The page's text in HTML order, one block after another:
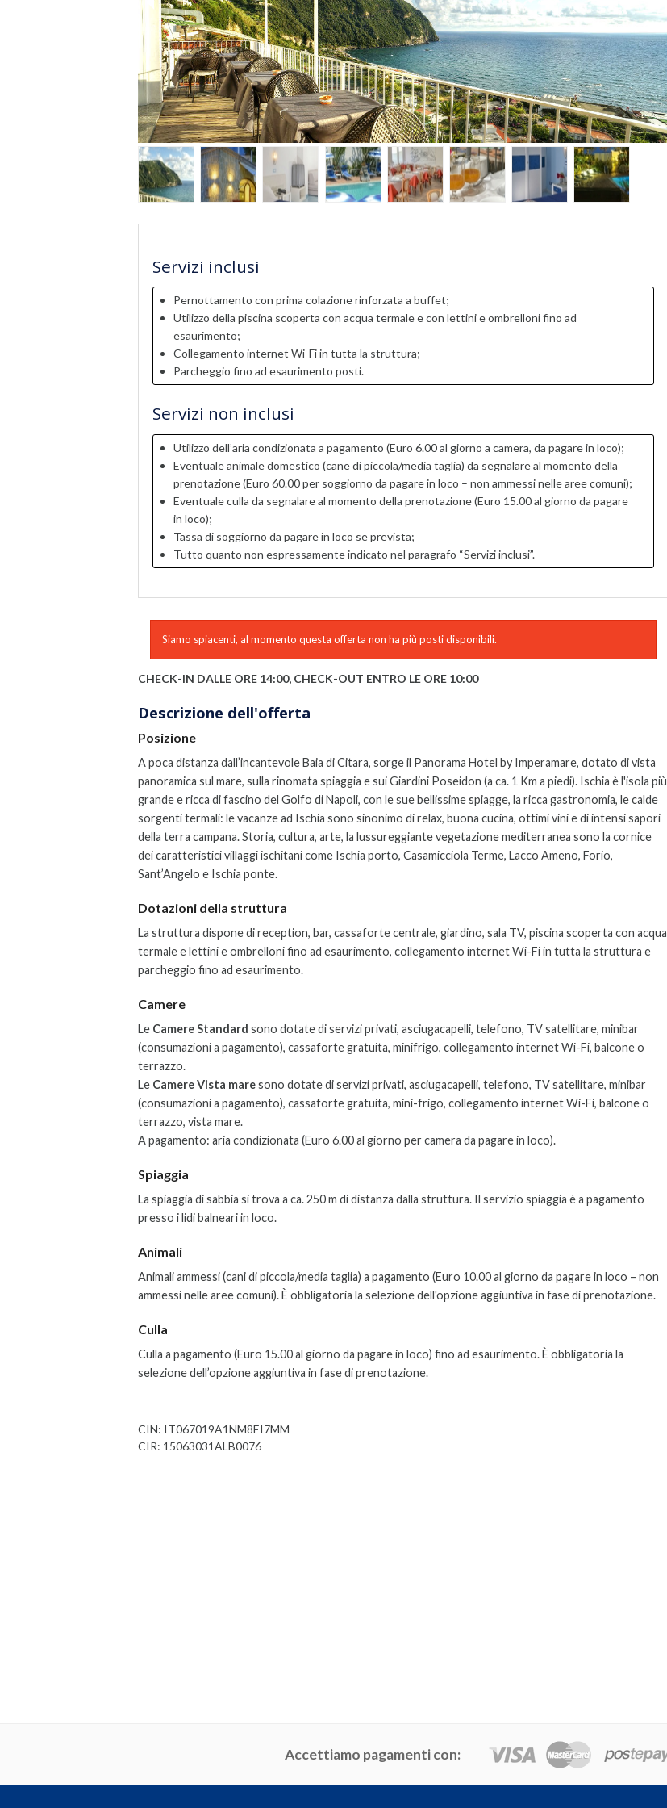
Servizi inclusi
Pernottamento con prima colazione rinforzata a buffet;
Utilizzo della piscina scoperta con acqua termale e con lettini e ombrelloni fino ad
esaurimento;
Collegamento internet Wi-Fi in tutta la struttura;
Parcheggio fino ad esaurimento posti.
Servizi non inclusi
Utilizzo dell’aria condizionata a pagamento (Euro 6.00 al giorno a camera, da pagare in loco);
Eventuale animale domestico (cane di piccola/media taglia) da segnalare al momento della
prenotazione (Euro 60.00 per soggiorno da pagare in loco – non ammessi nelle aree comuni);
Eventuale culla da segnalare al momento della prenotazione (Euro 15.00 al giorno da pagare
in loco);
Tassa di soggiorno da pagare in loco se prevista;
Tutto quanto non espressamente indicato nel paragrafo “Servizi inclusi”.
Siamo spiacenti, al momento questa offerta non ha più posti disponibili.
CHECK-IN DALLE ORE 14:00, CHECK-OUT ENTRO LE ORE 10:00
Descrizione dell'offerta
Posizione
A poca distanza dall’incantevole Baia di Citara, sorge il Panorama Hotel by Imperamare, dotato di vista
panoramica sul mare, sulla rinomata spiaggia e sui Giardini Poseidon (a ca. 1 Km a piedi). Ischia è l'isola più
grande e ricca di fascino del Golfo di Napoli, con le sue bellissime spiagge, la ricca gastronomia, le calde
sorgenti termali: le vacanze ad Ischia sono sinonimo di relax, buona cucina, ottimi vini e di intensi sapori
della terra campana. Storia, cultura, arte, la lussureggiante vegetazione mediterranea sono la cornice
dei caratteristici villaggi ischitani come Ischia porto, Casamicciola Terme, Lacco Ameno, Forio,
Sant’Angelo e Ischia ponte.
Dotazioni della struttura
La struttura dispone di reception, bar, cassaforte centrale, giardino, sala TV, piscina scoperta con acqua
termale e lettini e ombrelloni fino ad esaurimento, collegamento internet Wi-Fi in tutta la struttura e
parcheggio fino ad esaurimento.
Camere
Le Camere Standard sono dotate di servizi privati, asciugacapelli, telefono, TV satellitare, minibar
(consumazioni a pagamento), cassaforte gratuita, minifrigo, collegamento internet Wi-Fi, balcone o
terrazzo.
Le Camere Vista maresono dotate di servizi privati, asciugacapelli, telefono, TV satellitare, minibar
(consumazioni a pagamento), cassaforte gratuita, mini-frigo, collegamento internet Wi-Fi, balcone o
terrazzo, vista mare.
A pagamento: aria condizionata (Euro 6.00 al giorno per camera da pagare in loco).
Spiaggia
La spiaggia di sabbia si trova a ca. 250 m di distanza dalla struttura. Il servizio spiaggia è a pagamento
presso i lidi balneari in loco.
Animali
Animali ammessi (cani di piccola/media taglia) a pagamento (Euro 10.00 al giorno da pagare in loco – non
ammessi nelle aree comuni). È obbligatoria la selezione dell'opzione aggiuntiva in fase di prenotazione.
Culla
Culla a pagamento (Euro 15.00 al giorno da pagare in loco) fino ad esaurimento. È obbligatoria la
selezione dell’opzione aggiuntiva in fase di prenotazione.
CIN: IT067019A1NM8EI7MM
CIR: 15063031ALB0076
Accettiamo pagamenti con: